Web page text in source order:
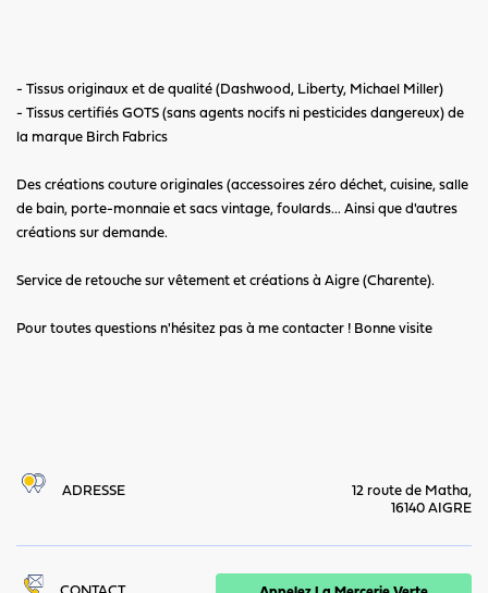
- Tissus originaux et de qualité (Dashwood, Liberty, Michael Miller)
- Tissus certifiés GOTS (sans agents nocifs ni pesticides dangereux) de
la marque Birch Fabrics
Des créations couture originales (accessoires zéro déchet, cuisine, salle
de bain, porte-monnaie et sacs vintage, foulards... Ainsi que d'autres
créations sur demande.
Service de retouche sur vêtement et créations à Aigre (Charente).
Pour toutes questions n'hésitez pas à me contacter ! Bonne visite
ADRESSE
12 route de Matha,
16140 AIGRE